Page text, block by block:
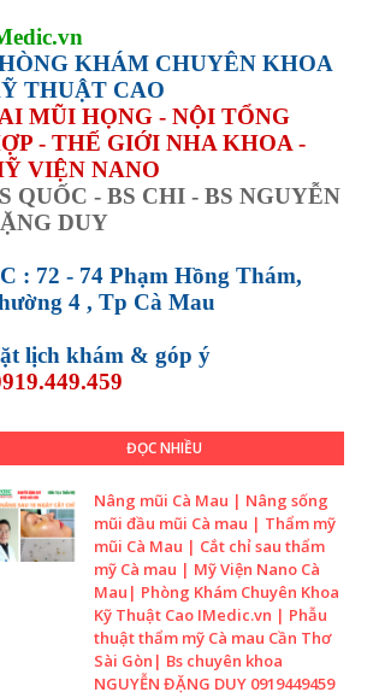
KHÁM CHUYÊN KHOA
THUẬT CAO
MŨI HỌNG - NỘI TỔNG
- THẾ GIỚI NHA KHOA -
VIỆN NANO
QUỐC - BS CHI - BS NGUYỄN
DUY
: 72 - 74 Phạm Hồng Thám,
4 , Tp Cà Mau
lịch khám & góp ý
ĐỌC NHIỀU
Nâng mũi Cà Mau | Nâng sống
mũi đầu mũi Cà mau | Thẩm mỹ
mũi Cà Mau | Cắt chỉ sau thẩm
mỹ Cà mau | Mỹ Viện Nano Cà
Mau| Phòng Khám Chuyên Khoa
Kỹ Thuật Cao IMedic.vn | Phẫu
thuật thẩm mỹ Cà mau Cần Thơ
Sài Gòn| Bs chuyên khoa
NGUYỄN ĐẶNG DUY 0919449459